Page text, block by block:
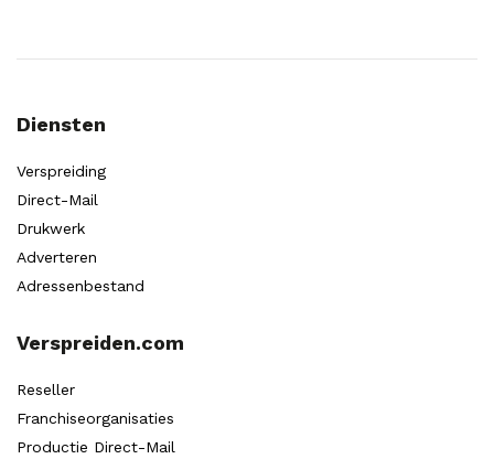
Diensten
Verspreiding
Direct-Mail
Drukwerk
Adverteren
Adressenbestand
Verspreiden.com
Reseller
Franchiseorganisaties
Productie Direct-Mail